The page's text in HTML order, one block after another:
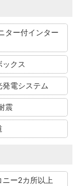
ター付インター
ックス
発電システム
震
ニー2カ所以上